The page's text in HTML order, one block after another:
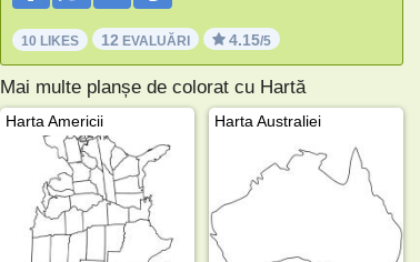
10 LIKES 12 EVALUĂRI 4.15/5
Mai multe planșe de colorat cu Hartă
Harta Americii Harta Australiei